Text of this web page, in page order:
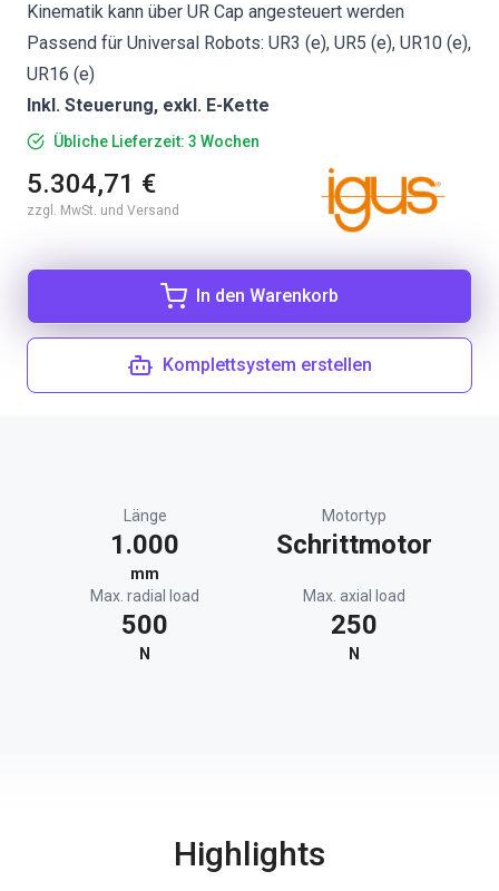
Kinematik kann über UR Cap angesteuert werden
Passend für Universal Robots: UR3 (e), UR5 (e), UR10 (e),
UR16 (e)
Inkl. Steuerung, exkl. E-Kette
Übliche Lieferzeit: 3 Wochen
5.304,71 €
zzgl. MwSt. und Versand
In den Warenkorb
Komplettsystem erstellen
Länge
1.000
mm
Motortyp
Schrittmotor
Max. radial load
500
N
Max. axial load
250
N
Highlights